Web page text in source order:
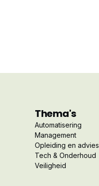
Thema's
Automatisering
Management
Opleiding en advies
Tech & Onderhoud
Veiligheid